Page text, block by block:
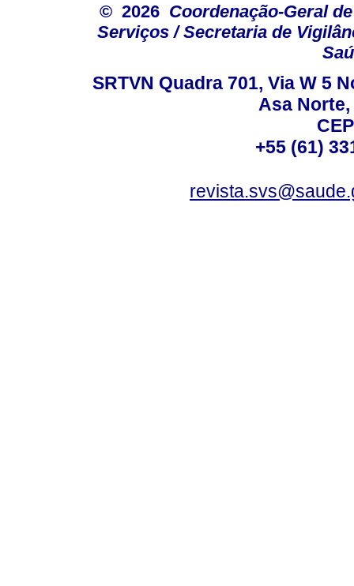
© 2026 Coordenação-Geral
Serviços / Secretaria de
SRTVN Quadra 701, Via W 5
Asa
+55 (61)